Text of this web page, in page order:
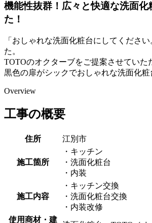
機能性抜群！広々と快適な洗面化
た！
「おしゃれな洗面化粧台にしてくださ
た。
TOTOのオクターブをご提案させていた
黒色の扉がシックでおしゃれな洗面化粧
Overview
工事の概要
住所 江別市
施工箇所
・キッチン
・洗面化粧台
・内装
施工内容
・キッチン交換
・洗面化粧台交換
・内装改修
使用商材・建